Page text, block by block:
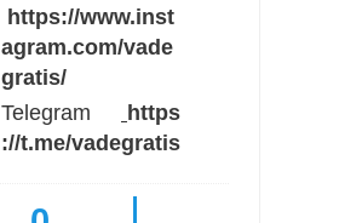
https://www.inst
agram.com/vade
gratis/
Telegram
https
://t.me/vadegratis